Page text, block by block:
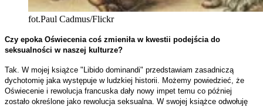
fot.Paul Cadmus/Flickr
Czy epoka Oświecenia coś zmieniła w kwestii podejścia do
seksualności w naszej kulturze?
Tak. W mojej książce "Libido dominandi" przedstawiam zasadniczą
dychotomię jaka występuje w ludzkiej historii. Możemy powiedzieć, że
Oświecenie i rewolucja francuska dały nowy impet temu co później
zostało określone jako rewolucja seksualna. W swojej książce odwołuję